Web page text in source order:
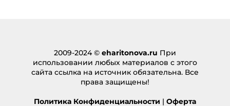
2009-2024 © eharitonova.ru При
использовании любых материалов с этого
сайта ссылка на источник обязательна. Все
права защищены!
Политика Конфиденциальности | Оферта